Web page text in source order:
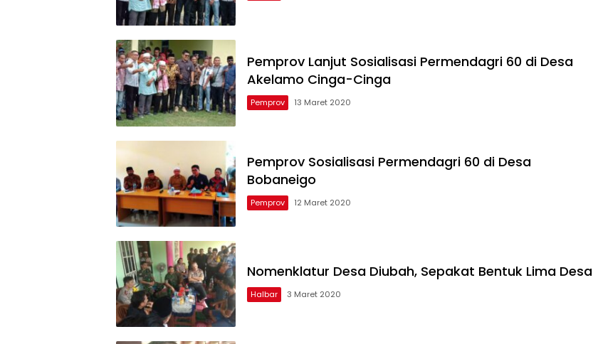
Pemprov Lanjut Sosialisasi Permendagri 60 di Desa
Akelamo Cinga-Cinga
Pemprov 13 Maret 2020
Pemprov Sosialisasi Permendagri 60 di Desa
Bobaneigo
Pemprov 12 Maret 2020
Nomenklatur Desa Diubah, Sepakat Bentuk Lima Desa
Halbar 3 Maret 2020